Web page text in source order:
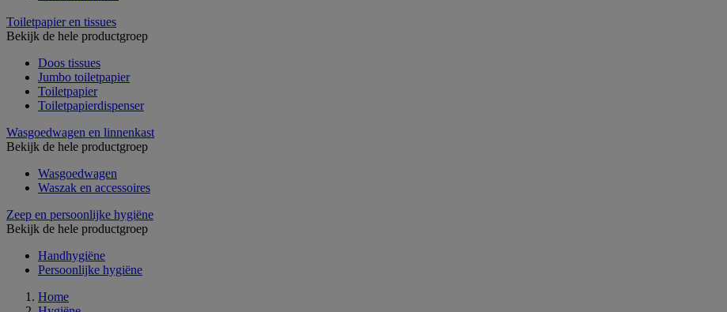
Toiletpapier en tissues
Bekijk de hele productgroep
Doos tissues
Jumbo toiletpapier
Toiletpapier
Toiletpapierdispenser
Wasgoedwagen en linnenkast
Bekijk de hele productgroep
Wasgoedwagen
Waszak en accessoires
Zeep en persoonlijke hygiëne
Bekijk de hele productgroep
Handhygiëne
Persoonlijke hygiëne
Home